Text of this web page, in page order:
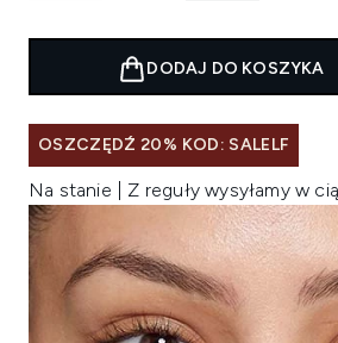
DODAJ DO KOSZYKA
OSZCZĘDŹ 20% KOD: SALELF
Na stanie | Z reguły wysyłamy w